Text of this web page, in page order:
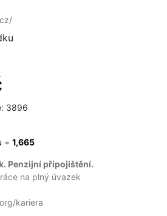
3896
= 1,665
Penzijní připojištění.
na plný úvazek
kariera